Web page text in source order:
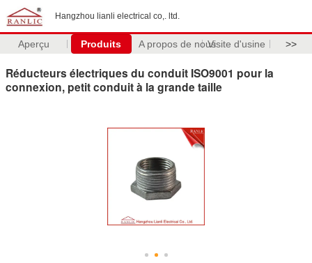
Hangzhou lianli electrical co,. ltd.
Aperçu Produits A propos de nousVisite d'usine >>
Réducteurs électriques du conduit ISO9001 pour la
connexion, petit conduit à la grande taille